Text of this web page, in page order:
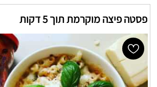
פסטה פיצה מוקרמת תוך 5 דקות